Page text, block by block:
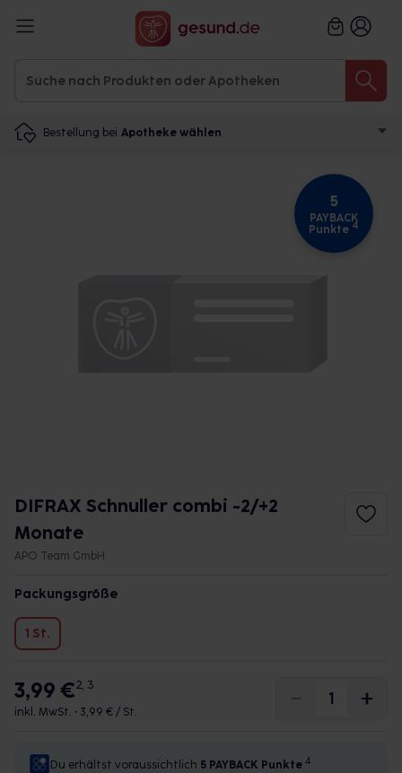
Bestellung bei Apotheke wählen
5
PAYBACK
Punkte 4
DIFRAX Schnuller combi -2/+2
Monate
APO Team GmbH
Packungsgröße
1 St.
3,99 €2, 3
inkl. MwSt. • 3,99 € / St.
Du erhältst voraussichtlich 5 PAYBACK Punkte 4